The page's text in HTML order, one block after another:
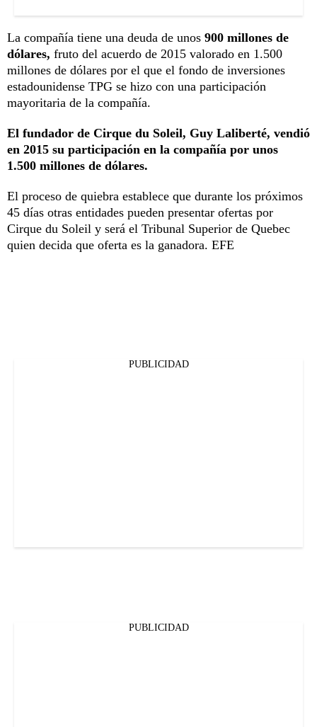
La compañía tiene una deuda de unos 900 millones de
dólares, fruto del acuerdo de 2015 valorado en 1.500
millones de dólares por el que el fondo de inversiones
estadounidense TPG se hizo con una participación
mayoritaria de la compañía.
El fundador de Cirque du Soleil, Guy Laliberté, vendió
en 2015 su participación en la compañía por unos
1.500 millones de dólares.
El proceso de quiebra establece que durante los próximos
45 días otras entidades pueden presentar ofertas por
Cirque du Soleil y será el Tribunal Superior de Quebec
quien decida que oferta es la ganadora. EFE
PUBLICIDAD
PUBLICIDAD